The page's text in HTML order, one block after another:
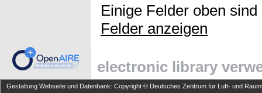
Einige Felder oben
Felder anzeigen
electronic library
Gestaltung Webseite und Datenbank: Copyright © Deutsches Zentrum für Luft- und